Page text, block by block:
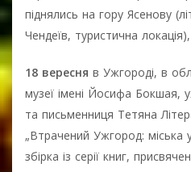
піднялись на гору Ясенову
Чендеїв, туристична
18 вересня в Ужгороді, в
музеї імені Йосифа Бокшая,
та письменниця Тетяна
„Втрачений Ужгород: міська
збірка із серії книг,